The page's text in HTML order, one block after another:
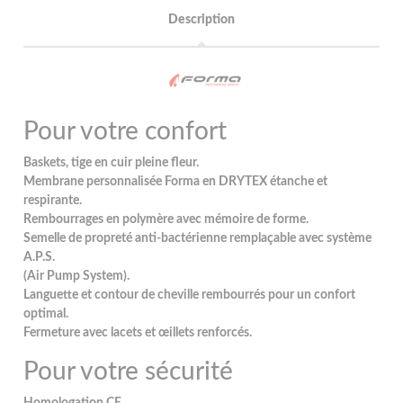
Description
Pour votre confort
Baskets, tige en cuir pleine fleur.
Membrane personnalisée Forma en DRYTEX étanche et
respirante.
Rembourrages en polymère avec mémoire de forme.
Semelle de propreté anti-bactérienne remplaçable avec système
A.P.S.
(Air Pump System).
Languette et contour de cheville rembourrés pour un confort
optimal.
Fermeture avec lacets et œillets renforcés.
Pour votre sécurité